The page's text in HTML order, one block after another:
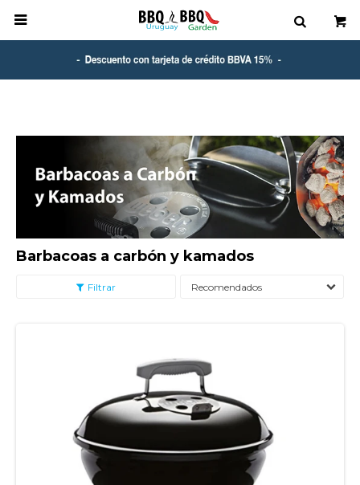

Barbacoas a carbón y kamados
Recomendados